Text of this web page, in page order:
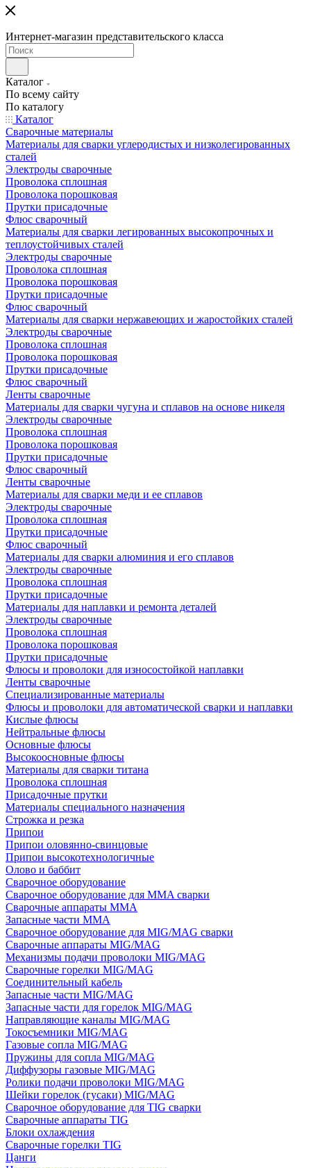
Интернет-магазин представительского класса
Каталог
По всему сайту
По каталогу
Каталог
Сварочные материалы
Материалы для сварки углеродистых и низколегированных
сталей
Электроды сварочные
Проволока сплошная
Проволока порошковая
Прутки присадочные
Флюс сварочный
Материалы для сварки легированных высокопрочных и
теплоустойчивых сталей
Электроды сварочные
Проволока сплошная
Проволока порошковая
Прутки присадочные
Флюс сварочный
Материалы для сварки нержавеющих и жаростойких сталей
Электроды сварочные
Проволока сплошная
Проволока порошковая
Прутки присадочные
Флюс сварочный
Ленты сварочные
Материалы для сварки чугуна и сплавов на основе никеля
Электроды сварочные
Проволока сплошная
Проволока порошковая
Прутки присадочные
Флюс сварочный
Ленты сварочные
Материалы для сварки меди и ее сплавов
Электроды сварочные
Проволока сплошная
Прутки присадочные
Флюс сварочный
Материалы для сварки алюминия и его сплавов
Электроды сварочные
Проволока сплошная
Прутки присадочные
Материалы для наплавки и ремонта деталей
Электроды сварочные
Проволока сплошная
Проволока порошковая
Прутки присадочные
Флюсы и проволоки для износостойкой наплавки
Ленты сварочные
Специализированные материалы
Флюсы и проволоки для автоматической сварки и наплавки
Кислые флюсы
Нейтральные флюсы
Основные флюсы
Высокоосновные флюсы
Материалы для сварки титана
Проволока сплошная
Присадочные прутки
Материалы специального назначения
Строжка и резка
Припои
Припои оловянно-свинцовые
Припои высокотехнологичные
Олово и баббит
Сварочное оборудование
Сварочное оборудование для MMA сварки
Сварочные аппараты MMA
Запасные части MMA
Сварочное оборудование для MIG/MAG сварки
Сварочные аппараты MIG/MAG
Механизмы подачи проволоки MIG/MAG
Сварочные горелки MIG/MAG
Соединительный кабель
Запасные части MIG/MAG
Запасные части для горелок MIG/MAG
Направляющие каналы MIG/MAG
Токосъемники MIG/MAG
Газовые сопла MIG/MAG
Пружины для сопла MIG/MAG
Диффузоры газовые MIG/MAG
Ролики подачи проволоки MIG/MAG
Шейки горелок (гусаки) MIG/MAG
Сварочное оборудование для TIG сварки
Сварочные аппараты TIG
Блоки охлаждения
Сварочные горелки TIG
Цанги